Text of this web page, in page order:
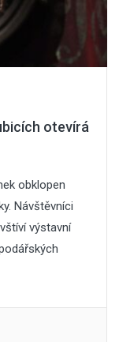
otevírá
obklopen
Návštěvníci
výstavní